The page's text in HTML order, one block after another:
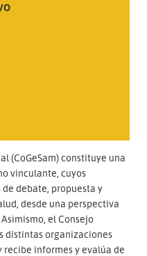
(CoGeSam) constituye una
vinculante, cuyos
debate, propuesta y
desde una perspectiva
el Consejo
distintas organizaciones
recibe informes y evalúa de